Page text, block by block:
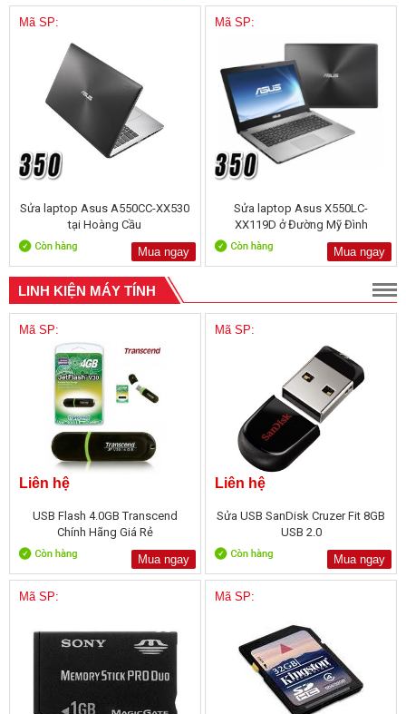
Mã SP:
Sửa laptop Asus A550CC-XX530
tại Hoàng Cầu
Mua ngay
Mã SP:
Sửa laptop Asus X550LC-
XX119D ở Đường Mỹ Đình
Mua ngay
LINH KIỆN MÁY TÍNH
Mã SP:
Liên hệ
USB Flash 4.0GB Transcend
Chính Hãng Giá Rẻ
Mua ngay
Mã SP:
Liên hệ
Sửa USB SanDisk Cruzer Fit 8GB
USB 2.0
Mua ngay
Mã SP: Mã SP: